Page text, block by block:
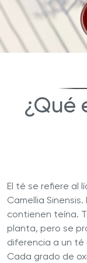
¿Qué
El té se refiere al
Camellia
contienen teína.
planta, pero se
diferencia a un
Cada grado de